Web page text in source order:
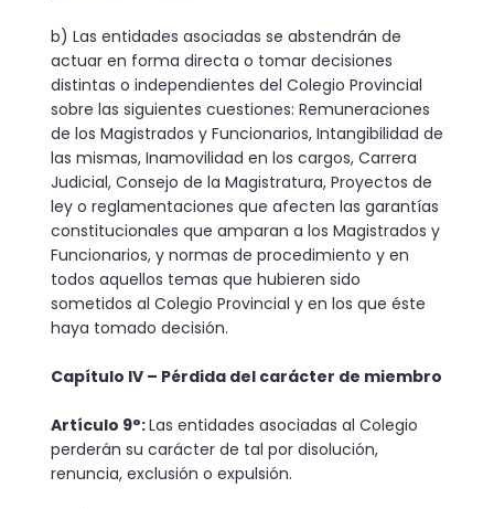
b) Las entidades asociadas se abstendrán de
actuar en forma directa o tomar decisiones
distintas o independientes del Colegio Provincial
sobre las siguientes cuestiones: Remuneraciones
de los Magistrados y Funcionarios, Intangibilidad de
las mismas, Inamovilidad en los cargos, Carrera
Judicial, Consejo de la Magistratura, Proyectos de
ley o reglamentaciones que afecten las garantías
cons­titucionales que amparan a los Magistrados y
Funcionarios, y normas de procedimiento y en
todos aquellos temas que hubieren sido
sometidos al Colegio Provincial y en los que éste
haya tomado decisión.
Capítulo IV – Pérdida del carácter de miembro
Artículo 9°:Las entidades asociadas al Colegio
perderán su carácter de tal por disolución,
renuncia, exclusión o expulsión.